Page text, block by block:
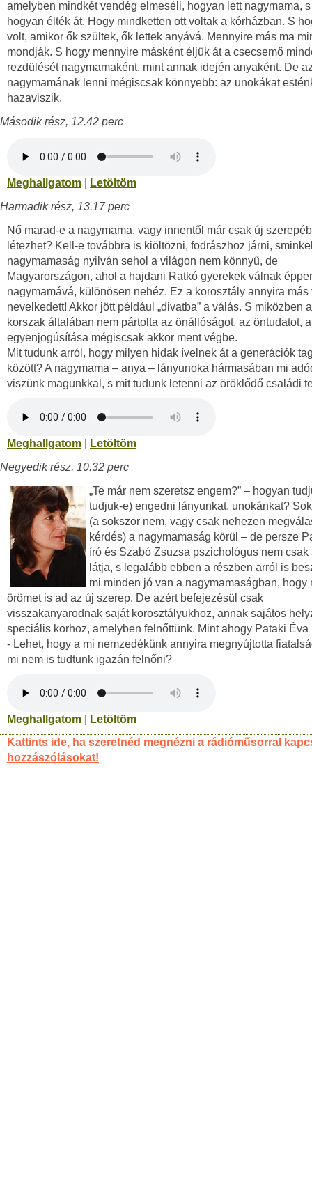
amelyben mindkét vendég elmeséli, hogyan lett nagymama,
hogyan élték át. Hogy mindketten ott voltak a kórházban. S
volt, amikor ők szültek, ők lettek anyává. Mennyire más ma
mondják. S hogy mennyire másként éljük át a csecsemő
rezdülését nagymamaként, mint annak idején anyaként. De
nagymamának lenni mégiscsak könnyebb: az unokákat
hazaviszik.
Második rész, 12.42 perc
Meghallgatom
Letöltöm
Harmadik rész, 13.17 perc
Nő marad-e a nagymama, vagy innentől már csak új
létezhet? Kell-e továbbra is kiöltözni, fodrászhoz járni,
nagymamaság nyilván sehol a világon nem könnyű, de
Magyarországon, ahol a hajdani Ratkó gyerekek válnak
nagymamává, különösen nehéz. Ez a korosztály annyira
nevelkedett! Akkor jött például „divatba” a válás. S miközben
korszak általában nem pártolta az önállóságot, az öntudatot,
egyenjogúsítása mégiscsak akkor ment végbe.
Mit tudunk arról, hogy milyen hidak ívelnek át a generációk
között? A nagymama – anya – lányunoka hármasában mi
viszünk magunkkal, s mit tudunk letenni az öröklődő családi
Meghallgatom
Letöltöm
Negyedik rész, 10.32 perc
„Te már nem szeretsz engem?” – hogyan
tudjuk-e) engedni lányunkat, unokánkat?
(a sokszor nem, vagy csak nehezen
kérdés) a nagymamaság körül – de persze
író és Szabó Zsuzsa pszichológus nem csak
látja, s legalább ebben a részben arról is
mi minden jó van a nagymamaságban, hogy
örömet is ad az új szerep. De azért befejezésül csak
visszakanyarodnak saját korosztályukhoz, annak sajátos
speciális korhoz, amelyben felnőttünk. Mint ahogy Pataki Éva
- Lehet, hogy a mi nemzedékünk annyira megnyújtotta
mi nem is tudtunk igazán felnőni?
Meghallgatom
Letöltöm
Kattints ide, ha szeretnéd megnézni a rádióműsorral
hozzászólásokat!